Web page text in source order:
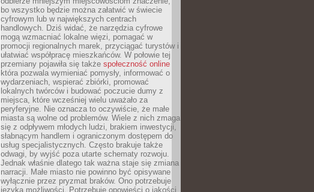
bo wszystko będzie można załatwić w świecie
cyfrowym lub w największych centrach
handlowych. Dziś widać, że narzędzia cyfrowe
mogą wzmacniać lokalne więzi, pomagać w
promocji regionalnych marek, przyciągać turystów i
ułatwiać współpracę mieszkańców. W połowie tej
przemiany pojawiła się także społeczność online
która pozwala wymieniać pomysły, informować o
wydarzeniach, wspierać zbiórki, promować
lokalnych twórców i budować poczucie dumy z
miejsca, które wcześniej wielu uważało za
peryferyjne. Nie oznacza to oczywiście, że małe
miasta są wolne od problemów. Wiele z nich zmaga
się z odpływem młodych ludzi, brakiem inwestycji,
słabnącym handlem i ograniczonym dostępem do
usług specjalistycznych. Często brakuje także
odwagi, by wyjść poza utarte schematy rozwoju.
Jednak właśnie dlatego tak ważna staje się zmiana
narracji. Małe miasto nie powinno być opisywane
wyłącznie przez pryzmat braków. Ono potrzebuje
języka możliwości. Potrzebuje opowieści o jakości